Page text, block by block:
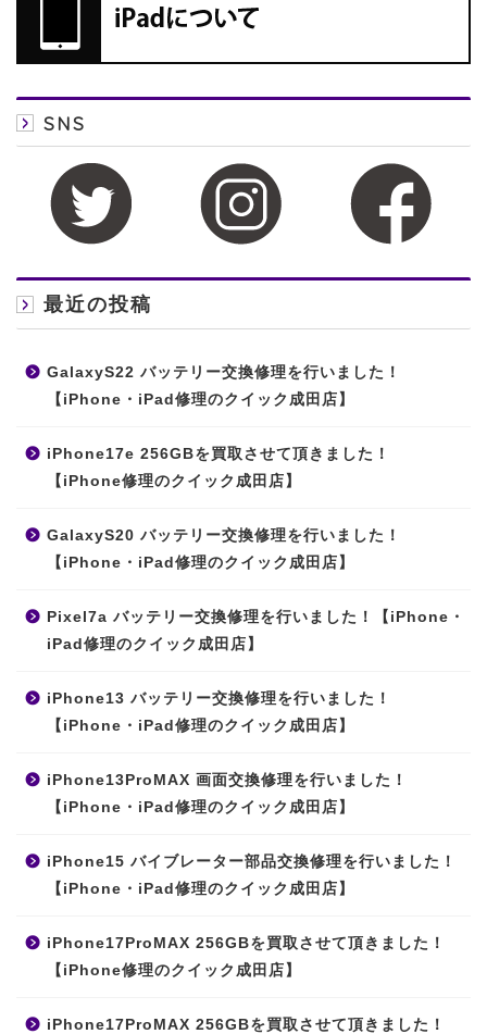
SNS
最近の投稿
GalaxyS22 バッテリー交換修理を行いました！
【iPhone・iPad修理のクイック成田店】
iPhone17e 256GBを買取させて頂きました！
【iPhone修理のクイック成田店】
GalaxyS20 バッテリー交換修理を行いました！
【iPhone・iPad修理のクイック成田店】
Pixel7a バッテリー交換修理を行いました！【iPhone・
iPad修理のクイック成田店】
iPhone13 バッテリー交換修理を行いました！
【iPhone・iPad修理のクイック成田店】
iPhone13ProMAX 画面交換修理を行いました！
【iPhone・iPad修理のクイック成田店】
iPhone15 バイブレーター部品交換修理を行いました！
【iPhone・iPad修理のクイック成田店】
iPhone17ProMAX 256GBを買取させて頂きました！
【iPhone修理のクイック成田店】
iPhone17ProMAX 256GBを買取させて頂きました！